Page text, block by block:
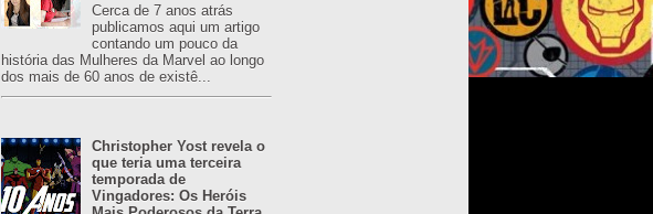
Cerca de 7 anos atrás
publicamos aqui um artigo
contando um pouco da
história das Mulheres da Marvel ao longo
dos mais de 60 anos de existê...
Christopher Yost revela o
que teria uma terceira
temporada de
Vingadores: Os Heróis